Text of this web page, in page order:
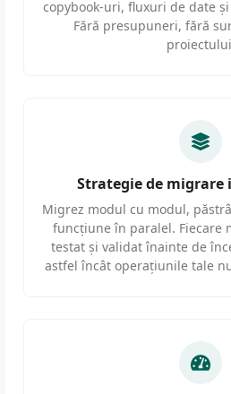
copybook-uri, fluxuri de date
Fără presupuneri, fără
Strategie de migrare
Migrez modul cu modul,
funcțiune în paralel. Fiecare
testat și validat înainte de
astfel încât operațiunile tale